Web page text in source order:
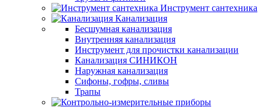
Инструмент сантехника
Канализация
Бесшумная канализация
Внутренняя канализация
Инструмент для прочистки канализации
Канализация СИНИКОН
Наружная канализация
Сифоны, гофры, сливы
Трапы